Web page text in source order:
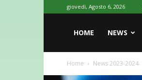
giovedì, Agosto 6, 2026
HOME NEWS
Home News 2023-2024